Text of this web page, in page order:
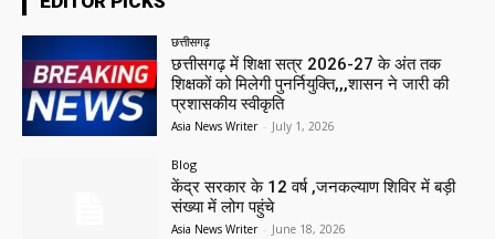
छत्तीसगढ़
छत्तीसगढ़ में शिक्षा सत्र 2026-27 के अंत तक
शिक्षकों को मिलेगी पुनर्नियुक्ति,,,शासन ने जारी की
प्रशासकीय स्वीकृति
Asia News Writer - July 1, 2026
Blog
केंद्र सरकार के 12 वर्ष ,जनकल्याण शिविर में बड़ी
संख्या में लोग पहुंचे
Asia News Writer - June 18, 2026